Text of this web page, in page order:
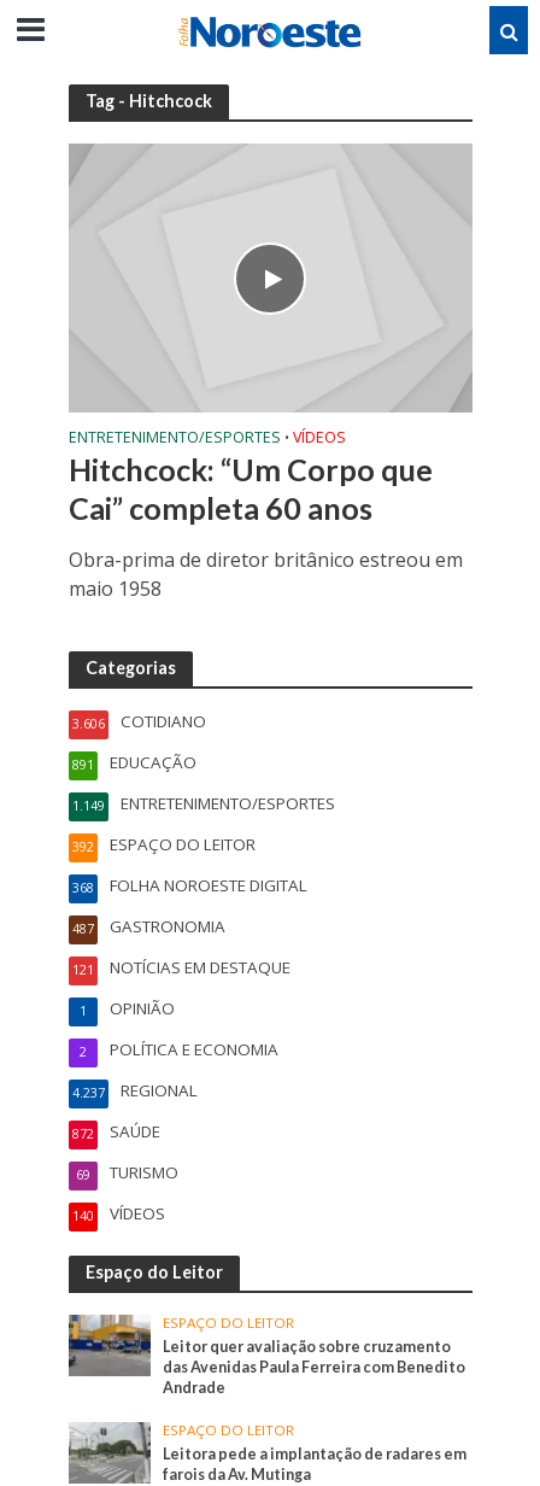
Tag - Hitchcock
ENTRETENIMENTO/ESPORTES • VÍDEOS
Hitchcock: “Um Corpo que
Cai” completa 60 anos
Obra-prima de diretor britânico estreou em
maio 1958
Categorias
COTIDIANO
3.606
EDUCAÇÃO
891
ENTRETENIMENTO/ESPORTES
1.149
ESPAÇO DO LEITOR
392
FOLHA NOROESTE DIGITAL
368
GASTRONOMIA
487
NOTÍCIAS EM DESTAQUE
121
OPINIÃO
1
POLÍTICA E ECONOMIA
2
REGIONAL
4.237
SAÚDE
872
TURISMO
69
VÍDEOS
140
Espaço do Leitor
ESPAÇO DO LEITOR
Leitor quer avaliação sobre cruzamento
das Avenidas Paula Ferreira com Benedito
Andrade
ESPAÇO DO LEITOR
Leitora pede a implantação de radares em
farois da Av. Mutinga